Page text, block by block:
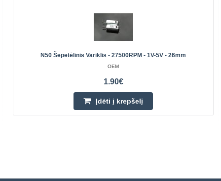
N50 Šepetėlinis Variklis - 27500RPM - 1V-5V - 26mm
OEM
1.90€
Įdėti į krepšelį